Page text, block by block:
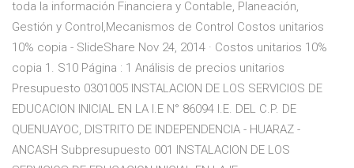
toda la información Financiera y Contable, Planeación,
Gestión y Control,Mecanismos de Control Costos unitarios
10% copia - SlideShare Nov 24, 2014 · Costos unitarios 10%
copia 1. S10 Página : 1 Análisis de precios unitarios
Presupuesto 0301005 INSTALACION DE LOS SERVICIOS DE
EDUCACION INICIAL EN LA I.E N° 86094 I.E. DEL C.P. DE
QUENUAYOC, DISTRITO DE INDEPENDENCIA - HUARAZ -
ANCASH Subpresupuesto 001 INSTALACION DE LOS